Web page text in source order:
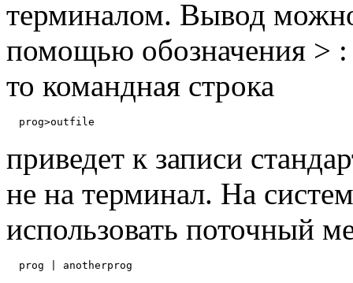
терминалом. Вывод
помощью обозначения > :
то командная строка
приведет к записи
не на терминал. На
использовать поточный